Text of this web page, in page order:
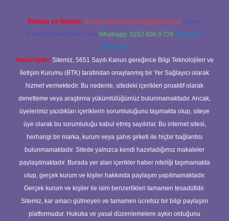
Reklam ve İletişim: E-mail: backlinkpaneli@gmail.com Teams:
forumhizmeti@gmail.com Whatsapp: 0262 606 0 726 Telegram:
@karabul
Yasal Uyarı: Sitemiz, 5651 Sayılı Kanun gereğince Bilgi Teknolojileri ve
İletişim Kurumu (BTK) tarafından onaylanmış bir Yer Sağlayıcı olarak
hizmet vermektedir. Bu nedenle, sitedeki içerikleri proaktif olarak
denetleme veya araştırma yükümlülüğümüz bulunmamaktadır. Ancak,
üyelerimiz yazdıkları içeriklerin sorumluluğunu taşımakta olup, siteye
üye olarak bu sorumluluğu kabul etmiş sayılırlar. Bu internet sitesi,
herhangi bir marka, kurum veya şahıs şirketi ile hiçbir bağlantısı
bulunmamaktadır. Sitede yalnızca kendi hazırladığımız makaleler
paylaşılmaktadır. Burada yer alan içerikler haber niteliği taşımamakta
olup, gerçek kurum ve kişiler hakkında paylaşım yapılmamaktadır.
Gerçek kurum ve kişiler ile isim benzerlikleri tamamen tesadüfidir.
Sitemiz, kar amacı gütmeyen ve tamamen ücretsiz bir bilgi paylaşım
platformudur. Hukuka ve yasal düzenlemelere aykırı olduğunu